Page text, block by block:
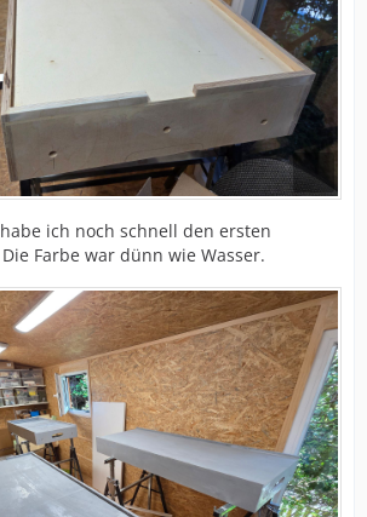
ich noch schnell den ersten
Farbe war dünn wie Wasser.